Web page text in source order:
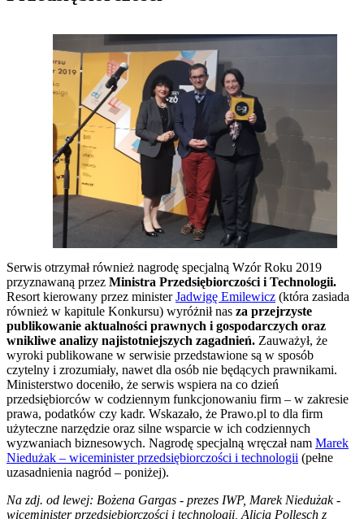
Serwis otrzymał również nagrodę specjalną Wzór Roku 2019
przyznawaną przez Ministra Przedsiębiorczości i Technologii.
Resort kierowany przez ministerJadwigę Emilewicz (która zasiada
również w kapitule Konkursu) wyróżnił nas za przejrzyste
publikowanie aktualności prawnych i gospodarczych oraz
wnikliwe analizy najistotniejszych zagadnień. Zauważył, że
wyroki publikowane w serwisie przedstawione są w sposób
czytelny i zrozumiały, nawet dla osób nie będących prawnikami.
Ministerstwo doceniło, że serwis wspiera na co dzień
przedsiębiorców w codziennym funkcjonowaniu firm – w zakresie
prawa, podatków czy kadr. Wskazało, że Prawo.pl to dla firm
użyteczne narzędzie oraz silne wsparcie w ich codziennych
wyzwaniach biznesowych. Nagrodę specjalną wręczał nam Marek
Niedużak – wiceminister przedsiębiorczości i technologii (pełne
uzasadnienia nagród – poniżej).
Na zdj. od lewej: Bożena Gargas - prezes IWP, Marek Niedużak -
wiceminister przedsiębiorczości i technologii, Alicja Pollesch z